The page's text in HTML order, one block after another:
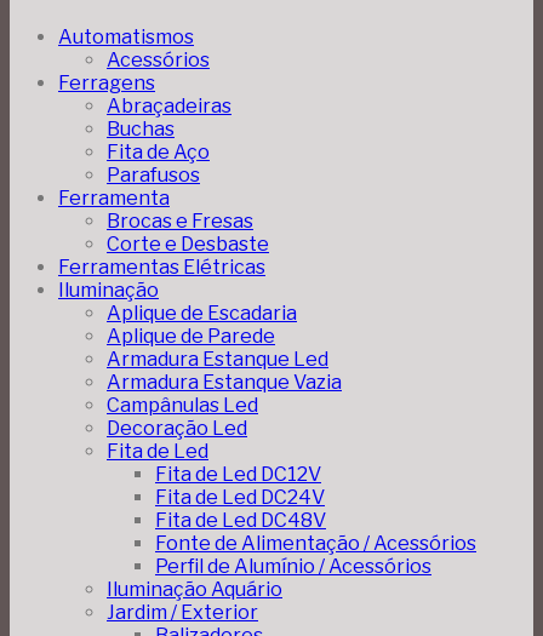
Automatismos
Acessórios
Ferragens
Abraçadeiras
Buchas
Fita de Aço
Parafusos
Ferramenta
Brocas e Fresas
Corte e Desbaste
Ferramentas Elétricas
Iluminação
Aplique de Escadaria
Aplique de Parede
Armadura Estanque Led
Armadura Estanque Vazia
Campânulas Led
Decoração Led
Fita de Led
Fita de Led DC12V
Fita de Led DC24V
Fita de Led DC48V
Fonte de Alimentação / Acessórios
Perfil de Alumínio / Acessórios
Iluminação Aquário
Jardim / Exterior